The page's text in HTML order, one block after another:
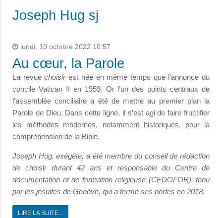
Joseph Hug sj
lundi, 10 octobre 2022 10:57
Au cœur, la Parole
La revuechoisirest née en même temps que l’annonce du
concile Vatican II en 1959. Or l’un des points centraux de
l’assemblée conciliaire a été de mettre au premier plan la
Parole de Dieu. Dans cette ligne, il s’est agi de faire fructifier
les méthodes modernes, notamment historiques, pour la
compréhension de la Bible.
Joseph Hug, exégète, a été membre du conseil de rédaction
de choisir durant 42 ans et responsable du Centre de
documentation et de formation religieuse (CEDOFOR), tenu
par les jésuites de Genève, qui a fermé ses portes en 2018.
LIRE LA SUITE...